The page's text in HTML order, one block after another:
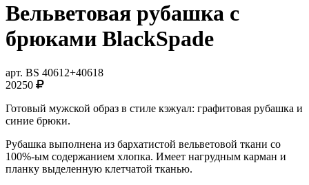
Вельветовая рубашка с
брюками BlackSpade
арт. BS 40612+40618
20250
Готовый мужской образ в стиле кэжуал: графитовая рубашка и
синие брюки.
Рубашка выполнена из бархатистой вельветовой ткани со
100%-ым содержанием хлопка. Имеет нагрудным карман и
планку выделенную клетчатой тканью.